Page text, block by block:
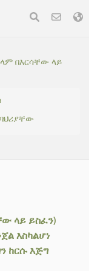
በእርሳቸው ላይ
ላይ ይስፈን)
እስካልሆነ
ከርሱ እጅግ